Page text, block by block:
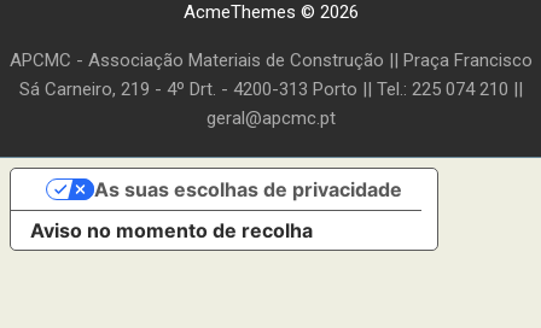
AcmeThemes © 2026
APCMC - Associação Materiais de Construção || Praça Francisco
Sá Carneiro, 219 - 4º Drt. - 4200-313 Porto || Tel.: 225 074 210 ||
geral@apcmc.pt
Aviso no momento de recolha
As suas escolhas de privacidade